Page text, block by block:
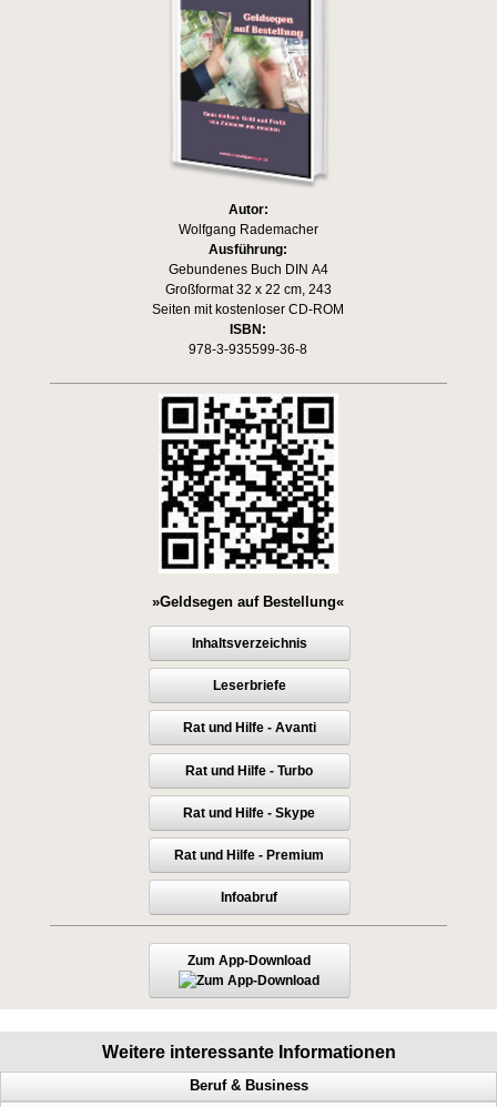
Autor:
Wolfgang Rademacher
Ausführung:
Gebundenes Buch DIN A4
Großformat 32 x 22 cm, 243
Seiten mit kostenloser CD-ROM
ISBN:
978-3-935599-36-8
»Geldsegen auf Bestellung«
Inhaltsverzeichnis
Leserbriefe
Rat und Hilfe - Avanti
Rat und Hilfe - Turbo
Rat und Hilfe - Skype
Rat und Hilfe - Premium
Infoabruf
Zum App-Download
Weitere interessante Informationen
Beruf & Business